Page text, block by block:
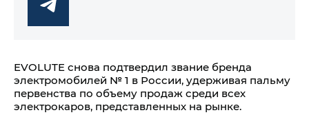
EVOLUTE снова подтвердил звание бренда
электромобилей № 1 в России, удерживая пальму
первенства по объему продаж среди всех
электрокаров, представленных на рынке.